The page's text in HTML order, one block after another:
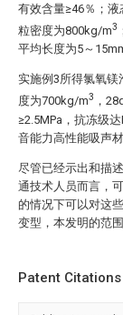
有效含量≥46％；
粒密度为800kg/m3
平均长度为5～
实施例3所得氯氧镁
度为700kg/m3 ，
≥2.5MPa，抗冻级
音能力高性能吸声材
尽管已经示出和描
通技术人员而言，
的情况下可以对这
变型，本发明的范
Patent